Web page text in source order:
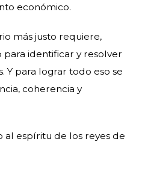
económico.
más justo requiere,
identificar y resolver
Y para lograr todo eso se
coherencia y
al espíritu de los reyes de